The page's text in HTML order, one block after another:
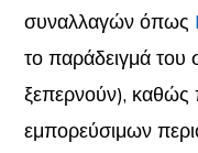
συναλλαγών όπως
το παράδειγμά του
ξεπερνούν), καθώς
εμπορεύσιμων